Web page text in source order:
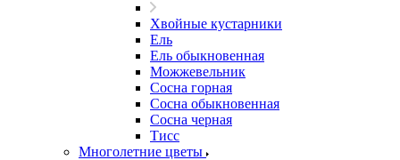
Хвойные кустарники
Ель
Ель обыкновенная
Можжевельник
Сосна горная
Сосна обыкновенная
Сосна черная
Тисс
Многолетние цветы